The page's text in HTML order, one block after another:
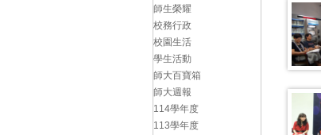
師生榮耀
校務行政
校園生活
學生活動
師大百寶箱
師大週報
114學年度
113學年度